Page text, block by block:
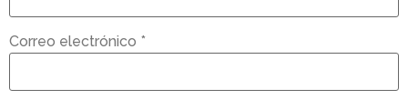
Correo electrónico *